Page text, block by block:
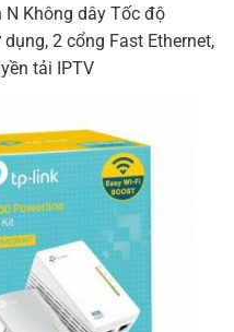
N Không dây Tốc độ
2 cổng Fast Ethernet,
tải IPTV